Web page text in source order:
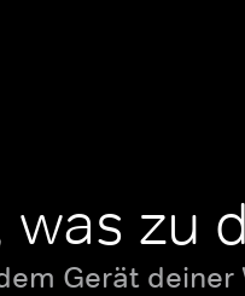
was zu
Gerät deiner